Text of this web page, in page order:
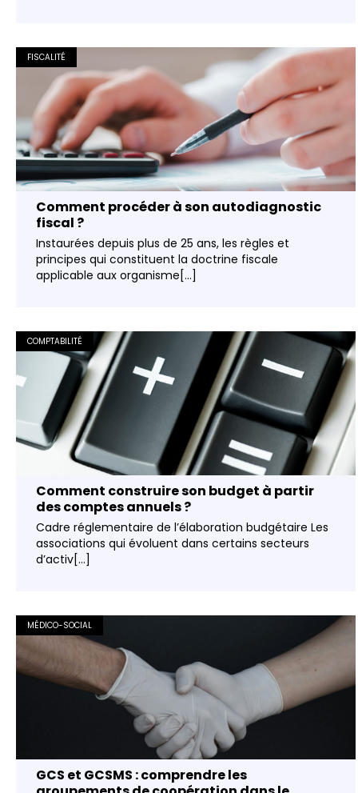
FISCALITÉ
Comment procéder à son autodiagnostic
fiscal ?
Instaurées depuis plus de 25 ans, les règles et
principes qui constituent la doctrine fiscale
applicable aux organisme[...]
COMPTABILITÉ
Comment construire son budget à partir
des comptes annuels ?
Cadre réglementaire de l’élaboration budgétaire Les
associations qui évoluent dans certains secteurs
d’activ[...]
MÉDICO-SOCIAL
GCS et GCSMS : comprendre les